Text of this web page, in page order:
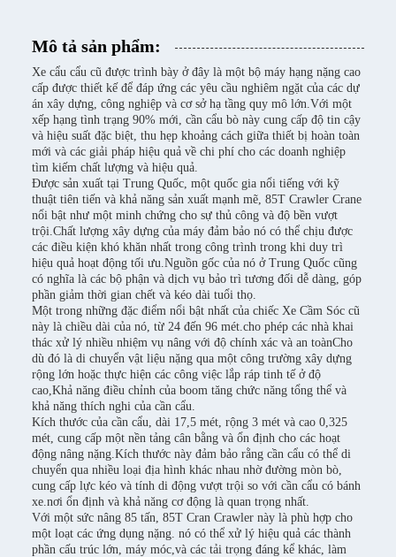
Mô tả sản phẩm:
Xe cẩu cẩu cũ được trình bày ở đây là một bộ máy hạng nặng cao
cấp được thiết kế để đáp ứng các yêu cầu nghiêm ngặt của các dự
án xây dựng, công nghiệp và cơ sở hạ tầng quy mô lớn.Với một
xếp hạng tình trạng 90% mới, cần cẩu bò này cung cấp độ tin cậy
và hiệu suất đặc biệt, thu hẹp khoảng cách giữa thiết bị hoàn toàn
mới và các giải pháp hiệu quả về chi phí cho các doanh nghiệp
tìm kiếm chất lượng và hiệu quả.
Được sản xuất tại Trung Quốc, một quốc gia nổi tiếng với kỹ
thuật tiên tiến và khả năng sản xuất mạnh mẽ, 85T Crawler Crane
nổi bật như một minh chứng cho sự thủ công và độ bền vượt
trội.Chất lượng xây dựng của máy đảm bảo nó có thể chịu được
các điều kiện khó khăn nhất trong công trình trong khi duy trì
hiệu quả hoạt động tối ưu.Nguồn gốc của nó ở Trung Quốc cũng
có nghĩa là các bộ phận và dịch vụ bảo trì tương đối dễ dàng, góp
phần giảm thời gian chết và kéo dài tuổi thọ.
Một trong những đặc điểm nổi bật nhất của chiếc Xe Cầm Sóc cũ
này là chiều dài của nó, từ 24 đến 96 mét.cho phép các nhà khai
thác xử lý nhiều nhiệm vụ nâng với độ chính xác và an toànCho
dù đó là di chuyển vật liệu nặng qua một công trường xây dựng
rộng lớn hoặc thực hiện các công việc lắp ráp tinh tế ở độ
cao,Khả năng điều chỉnh của boom tăng chức năng tổng thể và
khả năng thích nghi của cần cẩu.
Kích thước của cần cẩu, dài 17,5 mét, rộng 3 mét và cao 0,325
mét, cung cấp một nền tảng cân bằng và ổn định cho các hoạt
động nâng nặng.Kích thước này đảm bảo rằng cần cẩu có thể di
chuyển qua nhiều loại địa hình khác nhau nhờ đường mòn bò,
cung cấp lực kéo và tính di động vượt trội so với cần cẩu có bánh
xe.nơi ổn định và khả năng cơ động là quan trọng nhất.
Với một sức nâng 85 tấn, 85T Cran Crawler này là phù hợp cho
một loạt các ứng dụng nặng. nó có thể xử lý hiệu quả các thành
phần cấu trúc lớn, máy móc,và các tải trọng đáng kể khác, làm